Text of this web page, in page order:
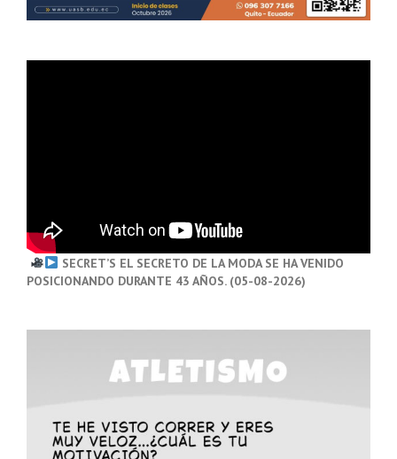
SECRET’S EL SECRETO DE LA MODA SE HA VENIDO
POSICIONANDO DURANTE 43 AÑOS. (05-08-2026)